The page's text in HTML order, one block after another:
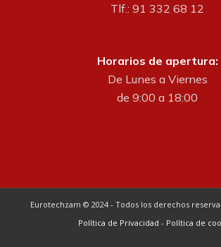
Tlf.: 91 332 68 12
Horarios de apertura:
De Lunes a Viernes
de 9:00 a 18:00
Eurotechzam © 2024 - Todos los derechos
Política de Privacidad - Política de